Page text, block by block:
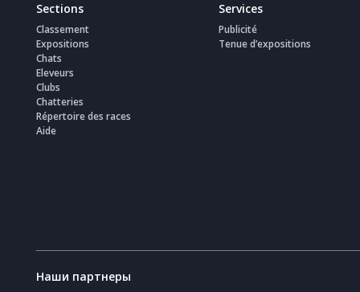
Sections
Classement
Expositions
Chats
Eleveurs
Clubs
Chatteries
Répertoire des races
Aide
Services
Publicité
Tenue d’expositions
Наши партнеры